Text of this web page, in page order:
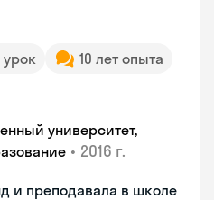
урок
10 лет опыта
университет,
• 2016 г.
и преподавала в школе